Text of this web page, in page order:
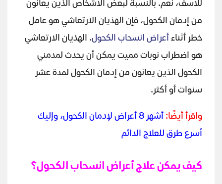
للأسف، نعم. بالنسبة لبعض الأشخاص الذين يعانون
من إدمان الكحول، فإن الهذيان الارتعاشي هو عامل
خطر أثناء أعراض انسحاب الكحول. الهذيان الارتعاشي
هو اضطراب نوبات مميت يمكن أن يحدث لمدمني
الكحول الذين يعانون من إدمان الكحول لمدة عشر
سنوات أو أكثر.
واقرأ أيضًا:
أشهر 8 أعراض لإدمان الكحول، وإليك
أسرع طرق للعلاج الدائم
كيف يمكن علاج أعراض انسحاب الكحول؟